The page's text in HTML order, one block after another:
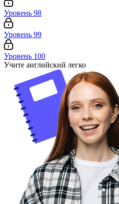
Уровень 98
Уровень 99
Уровень 100
Учите английский легко